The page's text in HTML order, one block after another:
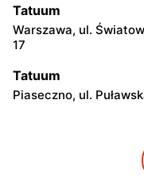
Tatuum
Warszawa, ul.
17
Tatuum
Piaseczno, ul.